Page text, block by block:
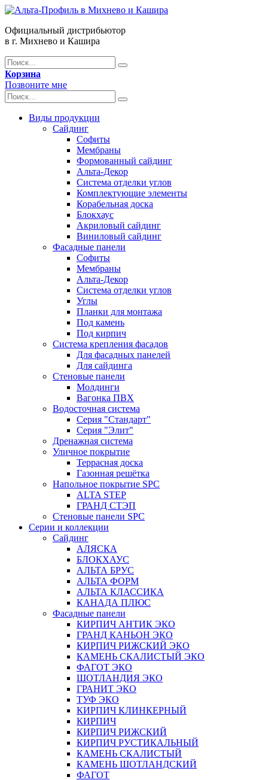
Официальный дистрибьютор
в г. Михнево и Кашира
Корзина
Позвоните мне
Виды продукции
Сайдинг
Софиты
Мембраны
Формованный сайдинг
Альта-Декор
Система отделки углов
Комплектующие элементы
Корабельная доска
Блокхаус
Акриловый сайдинг
Виниловый сайдинг
Фасадные панели
Софиты
Мембраны
Альта-Декор
Система отделки углов
Углы
Планки для монтажа
Под камень
Под кирпич
Система крепления фасадов
Для фасадных панелей
Для сайдинга
Стеновые панели
Молдинги
Вагонка ПВХ
Водосточная система
Серия "Стандарт"
Серия "Элит"
Дренажная система
Уличное покрытие
Террасная доска
Газонная решётка
Напольное покрытие SPC
ALTA STEP
ГРАНД СТЭП
Стеновые панели SPC
Серии и коллекции
Сайдинг
АЛЯСКА
БЛОКХАУС
АЛЬТА БРУС
АЛЬТА ФОРМ
АЛЬТА КЛАССИКА
КАНАДА ПЛЮС
Фасадные панели
КИРПИЧ АНТИК ЭКО
ГРАНД КАНЬОН ЭКО
КИРПИЧ РИЖСКИЙ ЭКО
КАМЕНЬ СКАЛИСТЫЙ ЭКО
ФАГОТ ЭКО
ШОТЛАНДИЯ ЭКО
ГРАНИТ ЭКО
ТУФ ЭКО
КИРПИЧ КЛИНКЕРНЫЙ
КИРПИЧ
КИРПИЧ РИЖСКИЙ
КИРПИЧ РУСТИКАЛЬНЫЙ
КАМЕНЬ СКАЛИСТЫЙ
КАМЕНЬ ШОТЛАНДСКИЙ
ФАГОТ